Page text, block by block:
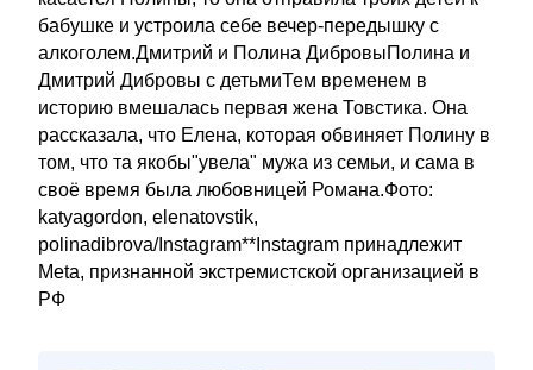
бабушке и устроила себе вечер-передышку с
алкоголем.Дмитрий и Полина ДибровыПолина и
Дмитрий Дибровы с детьмиТем временем в
историю вмешалась первая жена Товстика. Она
рассказала, что Елена, которая обвиняет Полину в
том, что та якобы"увела" мужа из семьи, и сама в
своё время была любовницей Романа.Фото:
katyagordon, elenatovstik,
polinadibrova/Instagram**Instagram принадлежит
Meta, признанной экстремистской организацией в
РФ